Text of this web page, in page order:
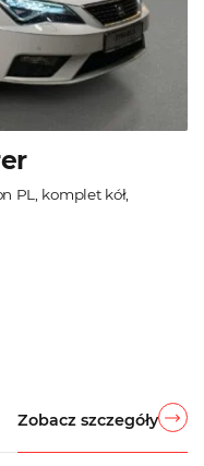
PL, komplet kół,
Zobacz szczegóły